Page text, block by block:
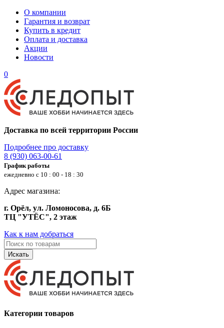
О компании
Гарантия и возврат
Купить в кредит
Оплата и доставка
Акции
Новости
0
Доставка по всей территории России
Подробнее про доставку
8 (930) 063-00-61
График работы
ежедневно с 10 : 00 - 18 : 30
Адрес магазина:
г. Орёл, ул. Ломоносова, д. 6Б
ТЦ "УТЁС", 2 этаж
Как к нам добраться
Искать
Категории товаров